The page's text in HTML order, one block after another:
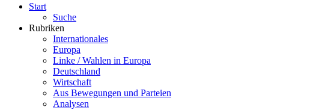
Start
Suche
Rubriken
Internationales
Europa
Linke / Wahlen in Europa
Deutschland
Wirtschaft
Aus Bewegungen und Parteien
Analysen